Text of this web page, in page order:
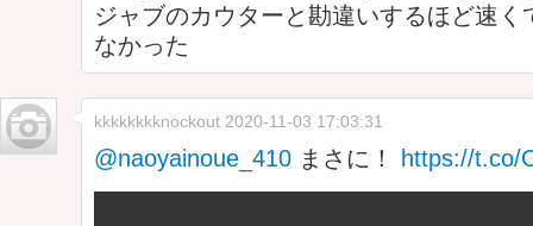
ジャブのカウターと勘違いするほど速
なかった
kkkkkkkknockout 2020-11-03 17:03:31
@naoyainoue_410 まさに！ https://t.co/